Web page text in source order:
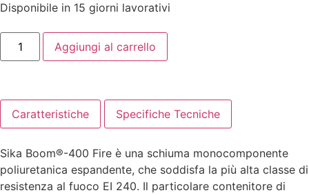
Disponibile in 15 giorni lavorativi
Aggiungi al carrello
Caratteristiche Specifiche Tecniche
Sika Boom®-400 Fire è una schiuma monocomponente
poliuretanica espandente, che soddisfa la più alta classe di
resistenza al fuoco EI 240. Il particolare contenitore di